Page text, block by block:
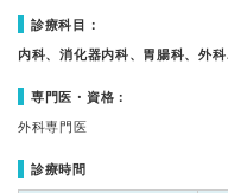
診療科目：
内科、消化器内科、胃腸科、外
専門医・資格：
外科専門医
診療時間